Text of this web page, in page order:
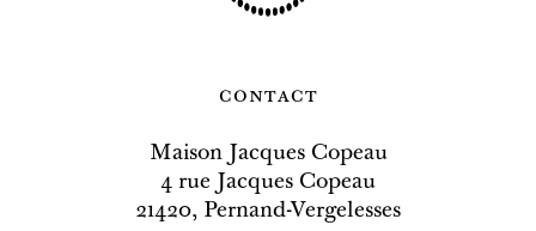
contact
Maison Jacques Copeau
4 rue Jacques Copeau
21420, Pernand-Vergelesses